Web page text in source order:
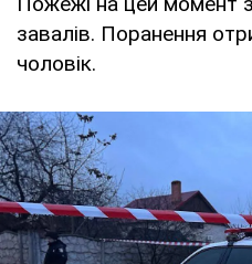
завалів. Поранення
чоловік.